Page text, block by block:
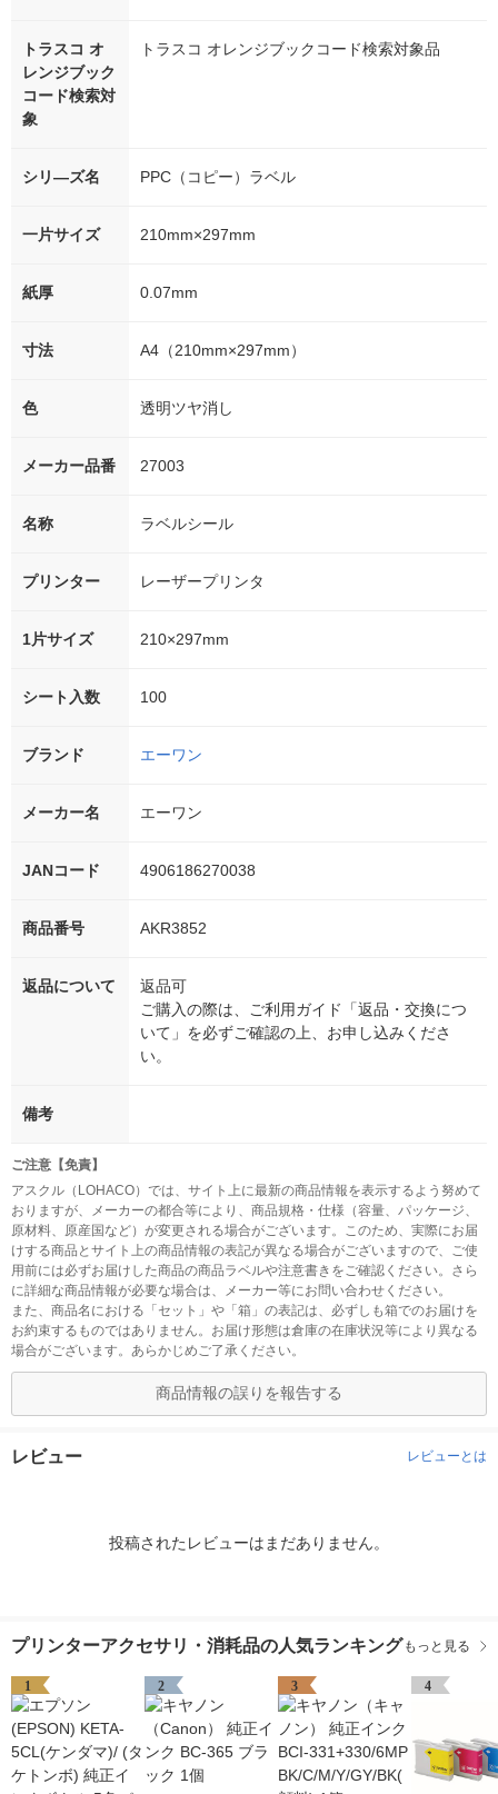
トラスコ オ
レンジブック
コード検索対
象
トラスコ オレンジブックコード検索対象品
シリ―ズ名 PPC（コピー）ラベル
一片サイズ 210mm×297mm
紙厚 0.07mm
寸法 A4（210mm×297mm）
色 透明ツヤ消し
メーカー品番 27003
名称 ラベルシール
プリンター レーザープリンタ
1片サイズ 210×297mm
シート入数 100
ブランド エーワン
メーカー名 エーワン
JANコード 4906186270038
商品番号 AKR3852
返品について
返品可
ご購入の際は、ご利用ガイド「返品・交換につ
いて」を必ずご確認の上、お申し込みくださ
い。
備考
ご注意【免責】
アスクル（LOHACO）では、サイト上に最新の商品情報を表示するよう努めて
おりますが、メーカーの都合等により、商品規格・仕様（容量、パッケージ、
原材料、原産国など）が変更される場合がございます。このため、実際にお届
けする商品とサイト上の商品情報の表記が異なる場合がございますので、ご使
用前には必ずお届けした商品の商品ラベルや注意書きをご確認ください。さら
に詳細な商品情報が必要な場合は、メーカー等にお問い合わせください。
また、商品名における「セット」や「箱」の表記は、必ずしも箱でのお届けを
お約束するものではありません。お届け形態は倉庫の在庫状況等により異なる
場合がございます。あらかじめご了承ください。
商品情報の誤りを報告する
レビュー レビューとは
投稿されたレビューはまだありません。
プリンターアクセサリ・消耗品の人気ランキング もっと見る
1 2 3 4